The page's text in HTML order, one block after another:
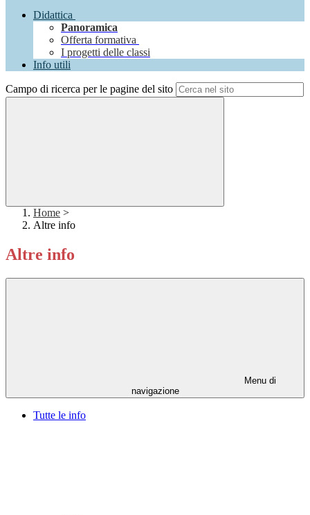
Didattica
Panoramica
Offerta formativa
I progetti delle classi
Info utili
Campo di ricerca per le pagine del sito
Home >
Altre info
Altre info
Menu di
navigazione
Tutte le info